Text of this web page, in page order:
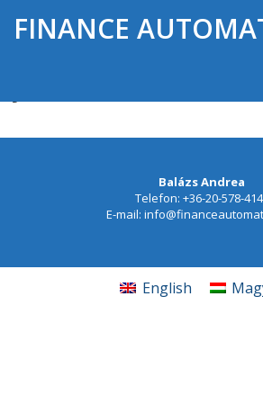
FINANCE
Hogyan érhetem el azt,
Balázs Andrea
Telefon: +36-20-578-
E-mail:
English